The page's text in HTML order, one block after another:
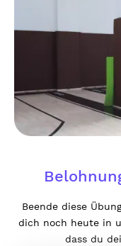
Beende diese
dich noch heute in
dass du